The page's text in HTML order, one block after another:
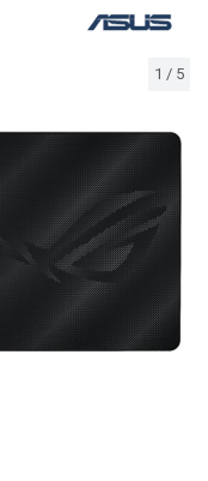
1 / 5